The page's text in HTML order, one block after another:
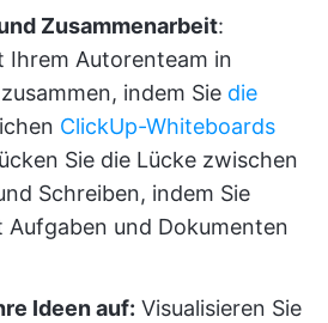
Zusammenarbeit:
Ihrem Autorenteam in
indem Sie die
ClickUp-Whiteboards
Sie die Lücke zwischen
Schreiben, indem Sie
Aufgaben und Dokumenten
Ideen auf: Visualisieren Sie